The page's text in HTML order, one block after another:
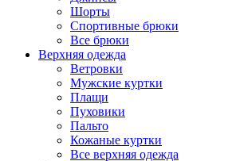
Шорты
Спортивные брюки
Все брюки
Верхняя одежда
Ветровки
Мужские куртки
Плащи
Пуховики
Пальто
Кожаные куртки
Все верхняя одежда